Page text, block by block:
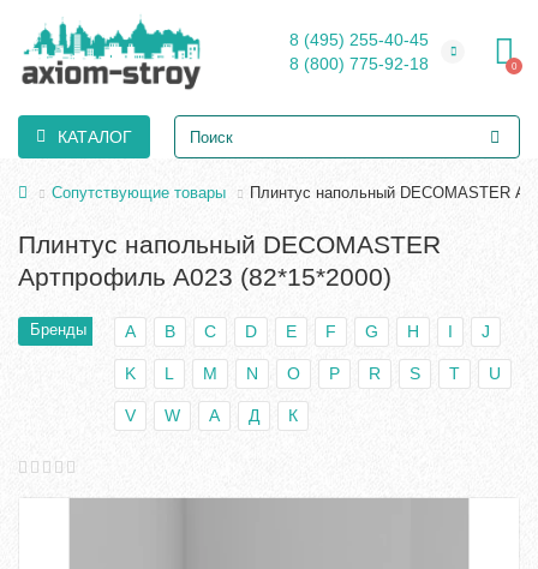
8 (495) 255-40-45
8 (800) 775-92-18
0
КАТАЛОГ
Сопутствующие товары Плинтус напольный DECOMASTER
Плинтус напольный DECOMASTER
Артпрофиль A023 (82*15*2000)
Бренды A B C D E F G H I J
K L M N O P R S T U
V W А Д К